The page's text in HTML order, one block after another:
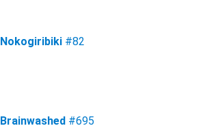
Nokogiribiki #82
Brainwashed #695